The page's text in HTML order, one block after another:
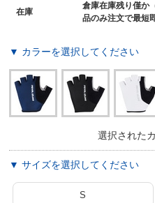
在庫
倉庫在庫残り僅か
品のみ注文で最短
▼ カラーを選択してください
選択された
▼ サイズを選択してください
S